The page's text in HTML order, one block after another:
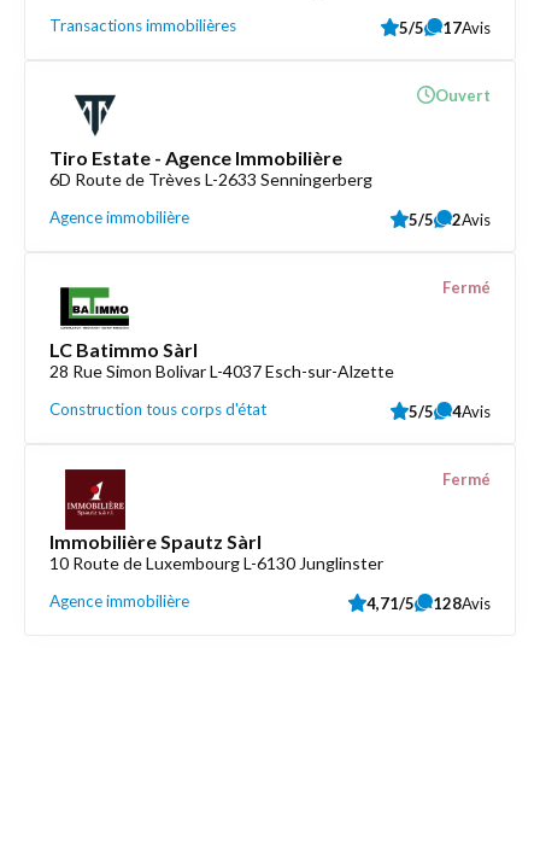
Transactions immobilières 5/5 17Avis
Tiro Estate - Agence Immobilière
6D Route de Trèves L-2633 Senningerberg
Agence immobilière
Ouvert
5/5 2Avis
LC Batimmo Sàrl
28 Rue Simon Bolivar L-4037 Esch-sur-Alzette
Construction tous corps d'état
Fermé
5/5 4Avis
Immobilière Spautz Sàrl
10 Route de Luxembourg L-6130 Junglinster
Agence immobilière
Fermé
4,71/5 128Avis